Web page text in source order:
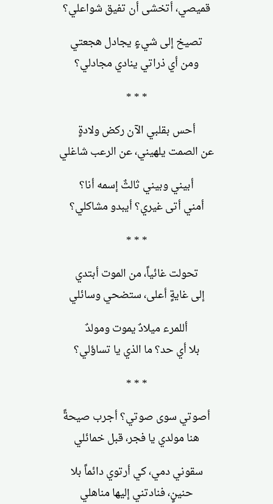
قميصي، أتخشى أن تفيق شواعلي؟
تصيخ إلى شيءٍ يجادل هجعتي
ومن أي ذراتي ينادي مجادلي؟
* * *
أحس بقلبي الآن ركض ولادةٍ
عن الصمت يلهيني، عن الرعب شاغلي
أبيني وبيني ثالثٌ إسمه أنا؟
أمني أتى غيري؟ أيبدو مشاكلي؟
* * *
تحولت غائياً، من الموت أبتدي
إلى غايةٍ أعلى، ستضحي وسائلي
أللمرء ميلادٌ يموت ومولدٌ
بلا أي حد؟ ما الذي يا تساؤلي؟
* * *
أصوتي سوى صوتي؟ أجرب صيحةً
هنا مولدي يا فجر، قبل خمائلي
سقوني دمي، كي أرتوي دائماً بلا
حنينٍ، فنادتني إليها مناهلي